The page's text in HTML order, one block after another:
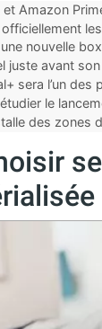
Amazon
cadeaux
nouvelle
juste avant
sera l’un
le
des zones